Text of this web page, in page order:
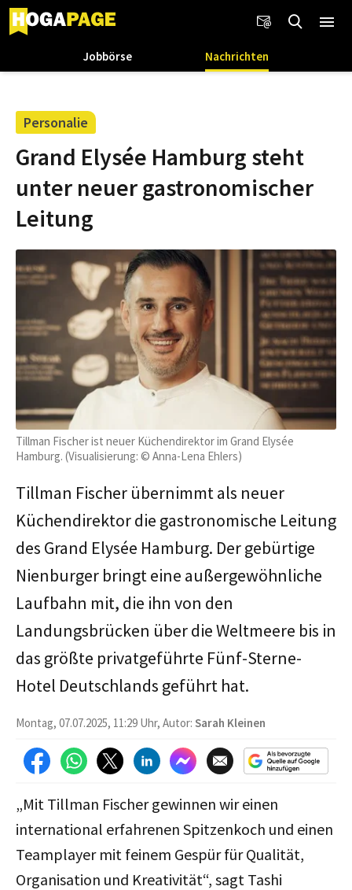
Jobbörse Nachrichten
Personalie
Grand Elysée Hamburg steht
unter neuer gastronomischer
Leitung
Tillman Fischer ist neuer Küchendirektor im Grand Elysée
Hamburg. (Visualisierung: © Anna-Lena Ehlers)
Tillman Fischer übernimmt als neuer
Küchendirektor die gastronomische Leitung
des Grand Elysée Hamburg. Der gebürtige
Nienburger bringt eine außergewöhnliche
Laufbahn mit, die ihn von den
Landungsbrücken über die Weltmeere bis in
das größte privatgeführte Fünf-Sterne-
Hotel Deutschlands geführt hat.
Montag, 07.07.2025, 11:29 Uhr, Autor: Sarah Kleinen
„Mit Tillman Fischer gewinnen wir einen
international erfahrenen Spitzenkoch und einen
Teamplayer mit feinem Gespür für Qualität,
Organisation und Kreativität“, sagt Tashi